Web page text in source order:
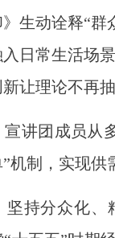
生动诠释“群
日常生活场
让理论不再
团成员从多
机制，实现供
分众化、精